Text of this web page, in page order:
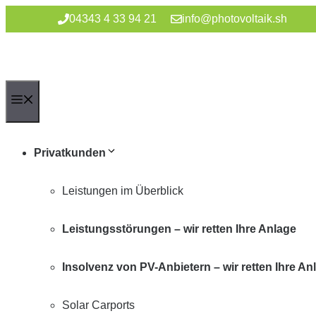
springen
04343 4 33 94 21 info@photovoltaik.sh
Privatkunden
Leistungen im Überblick
Leistungsstörungen – wir retten Ihre Anlage
Insolvenz von PV-Anbietern – wir retten Ihre
Solar Carports